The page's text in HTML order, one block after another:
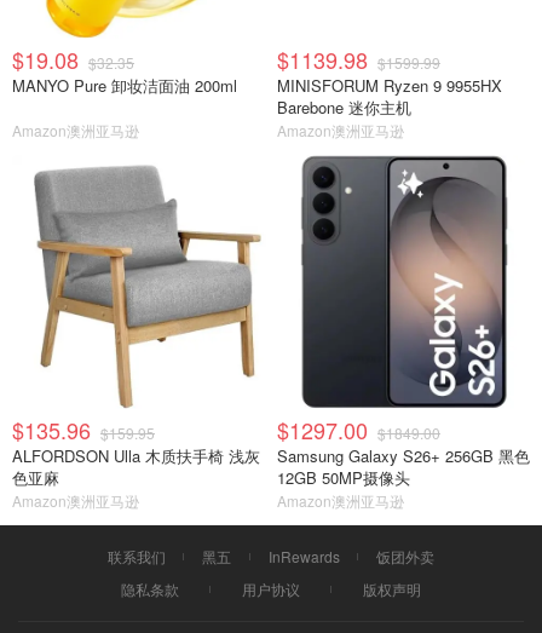
$19.08 $32.35
MANYO Pure 卸妆洁面油 200ml
Amazon澳洲亚马逊
$1139.98 $1599.99
MINISFORUM Ryzen 9 9955HX
Barebone 迷你主机
Amazon澳洲亚马逊
$135.96 $159.95
ALFORDSON Ulla 木质扶手椅 浅灰
色亚麻
Amazon澳洲亚马逊
$1297.00 $1849.00
Samsung Galaxy S26+ 256GB 黑色
12GB 50MP摄像头
Amazon澳洲亚马逊
联系我们 黑五 InRewards
饭团外卖
隐私条款
用户协议 版权声明